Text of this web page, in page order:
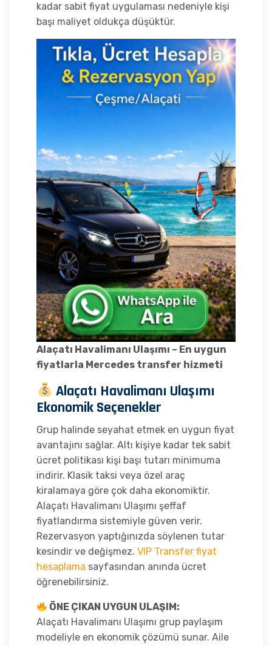
kadar sabit fiyat uygulaması nedeniyle kişi
başı maliyet oldukça düşüktür.
Alaçatı Havalimanı Ulaşımı – En uygun
fiyatlarla Mercedes transfer hizmeti
Alaçatı Havalimanı Ulaşımı
Ekonomik Seçenekler
Grup halinde seyahat etmek en uygun fiyat
avantajını sağlar. Altı kişiye kadar tek sabit
ücret politikası kişi başı tutarı minimuma
indirir. Klasik taksi veya özel araç
kiralamaya göre çok daha ekonomiktir.
Alaçatı Havalimanı Ulaşımı şeffaf
fiyatlandırma sistemiyle güven verir.
Rezervasyon yaptığınızda söylenen tutar
kesindir ve değişmez. VIP Transfer fiyat
hesaplama sayfasından anında ücret
öğrenebilirsiniz.
ÖNE ÇIKAN UYGUN ULAŞIM:
Alaçatı Havalimanı Ulaşımı grup paylaşım
modeliyle en ekonomik çözümü sunar. Aile